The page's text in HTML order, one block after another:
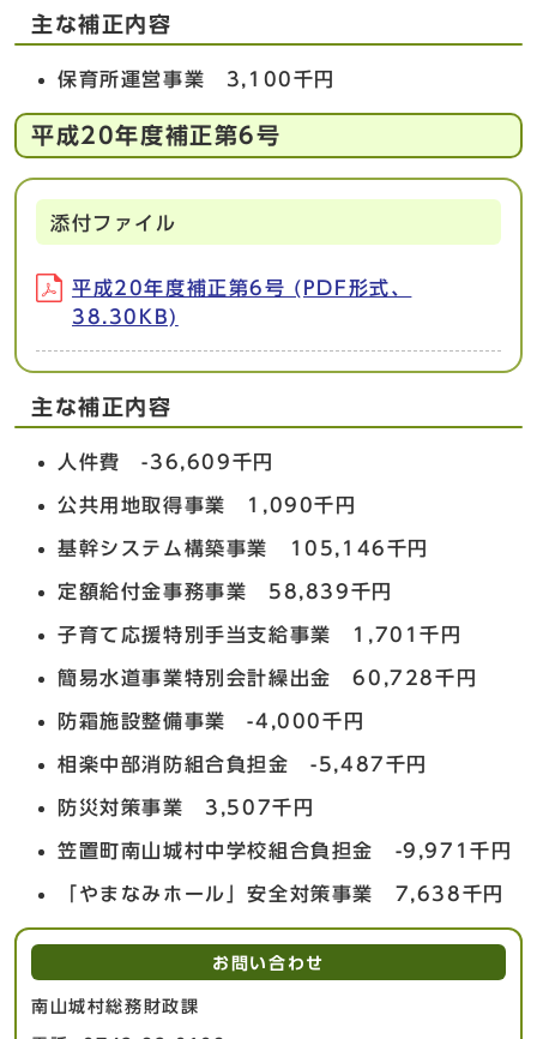
主な補正内容
保育所運営事業 3,100千円
平成20年度補正第6号
添付ファイル
平成20年度補正第6号 (PDF形式、
38.30KB)
主な補正内容
人件費 -36,609千円
公共用地取得事業 1,090千円
基幹システム構築事業 105,146千円
定額給付金事務事業 58,839千円
子育て応援特別手当支給事業 1,701千円
簡易水道事業特別会計繰出金 60,728千円
防霜施設整備事業 -4,000千円
相楽中部消防組合負担金 -5,487千円
防災対策事業 3,507千円
笠置町南山城村中学校組合負担金 -9,971千円
「やまなみホール」安全対策事業 7,638千円
お問い合わせ
南山城村総務財政課